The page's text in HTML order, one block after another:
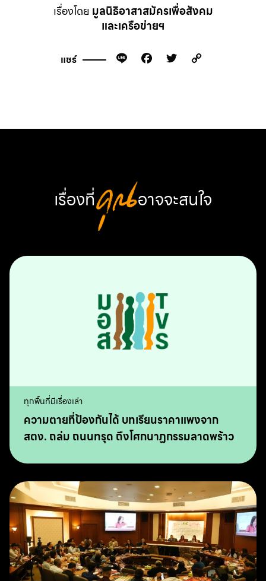
เรื่องโดย มูลนิธิอาสาสมัครเพื่อสังคม
และเครือข่ายฯ
แชร์ Line Facebook
Twitter
เรื่องที่คุณ อาจจะสนใจ
ทุกพื้นที่มีเรื่องเล่า
ความตายที่ป้องกันได้ บทเรียนราคาแพงจาก
สตง. ถล่ม ถนนทรุด ถึงโศกนาฏกรรมลาดพร้าว